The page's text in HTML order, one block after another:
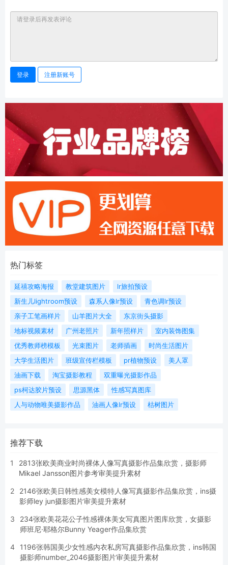
登录 注册新账号
热门标签
延禧攻略海报 教堂建筑图片
lr旅拍预设
新生儿lightroom预设
森系人像lr预设
青色调lr预设
亲子工笔画样片
山羊图片大全
东京街头摄影
地标视频素材
广州老照片 新年照样片
室内装饰图集
优秀教师榜模板
光束图片 老师插画
时尚生活图片
大学生活图片
班级宣传栏模板 pr植物预设
美人罩
油画下载
淘宝摄影教程
双重曝光摄影作品
ps柯达胶片预设
思源黑体
性感写真图库
人与动物唯美摄影作品
油画人像lr预设 枯树图片
推荐下载
1
2813张欧美商业时尚裸体人像写真摄影作品集欣赏，摄影师
Mikael Jansson图片参考审美提升素材
2
2146张欧美日韩性感美女模特人像写真摄影作品集欣赏，ins摄
影师ley jun摄影图片审美提升素材
3
234张欧美花花公子性感裸体美女写真图片图库欣赏，女摄影
师班尼·耶格尔Bunny Yeager作品集欣赏
4
1196张韩国美少女性感内衣私房写真摄影作品集欣赏，ins韩国
摄影师number_2046摄影图片审美提升素材